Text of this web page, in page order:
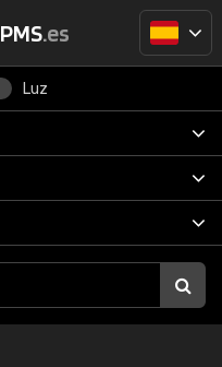
PMS.es
Luz